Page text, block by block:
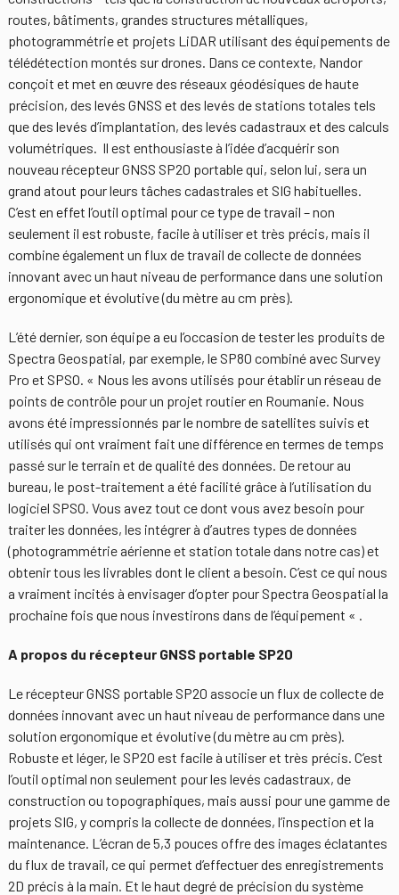
routes, bâtiments, grandes structures métalliques,
photogrammétrie et projets LiDAR utilisant des équipements de
télédétection montés sur drones. Dans ce contexte, Nandor
conçoit et met en œuvre des réseaux géodésiques de haute
précision, des levés GNSS et des levés de stations totales tels
que des levés d’implantation, des levés cadastraux et des calculs
volumétriques. Il est enthousiaste à l’idée d’acquérir son
nouveau récepteur GNSS SP20 portable qui, selon lui, sera un
grand atout pour leurs tâches cadastrales et SIG habituelles.
C’est en effet l’outil optimal pour ce type de travail – non
seulement il est robuste, facile à utiliser et très précis, mais il
combine également un flux de travail de collecte de données
innovant avec un haut niveau de performance dans une solution
ergonomique et évolutive (du mètre au cm près).
L’été dernier, son équipe a eu l’occasion de tester les produits de
Spectra Geospatial, par exemple, le SP80 combiné avec Survey
Pro et SPSO. « Nous les avons utilisés pour établir un réseau de
points de contrôle pour un projet routier en Roumanie. Nous
avons été impressionnés par le nombre de satellites suivis et
utilisés qui ont vraiment fait une différence en termes de temps
passé sur le terrain et de qualité des données. De retour au
bureau, le post-traitement a été facilité grâce à l’utilisation du
logiciel SPSO. Vous avez tout ce dont vous avez besoin pour
traiter les données, les intégrer à d’autres types de données
(photogrammétrie aérienne et station totale dans notre cas) et
obtenir tous les livrables dont le client a besoin. C’est ce qui nous
a vraiment incités à envisager d’opter pour Spectra Geospatial la
prochaine fois que nous investirons dans de l’équipement « .
A propos du récepteur GNSS portable SP20
Le récepteur GNSS portable SP20 associe un flux de collecte de
données innovant avec un haut niveau de performance dans une
solution ergonomique et évolutive (du mètre au cm près).
Robuste et léger, le SP20 est facile à utiliser et très précis. C’est
l’outil optimal non seulement pour les levés cadastraux, de
construction ou topographiques, mais aussi pour une gamme de
projets SIG, y compris la collecte de données, l’inspection et la
maintenance. L’écran de 5,3 pouces offre des images éclatantes
du flux de travail, ce qui permet d’effectuer des enregistrements
2D précis à la main. Et le haut degré de précision du système